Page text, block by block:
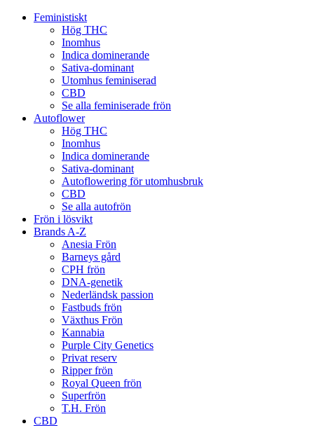
Feministiskt
Hög THC
Inomhus
Indica dominerande
Sativa-dominant
Utomhus feminiserad
CBD
Se alla feminiserade frön
Autoflower
Hög THC
Inomhus
Indica dominerande
Sativa-dominant
Autoflowering för utomhusbruk
CBD
Se alla autofrön
Frön i lösvikt
Brands A-Z
Anesia Frön
Barneys gård
CPH frön
DNA-genetik
Nederländsk passion
Fastbuds frön
Växthus Frön
Kannabia
Purple City Genetics
Privat reserv
Ripper frön
Royal Queen frön
Superfrön
T.H. Frön
CBD